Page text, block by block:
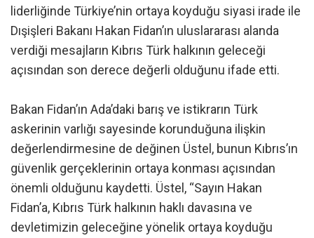
liderliğinde Türkiye’nin ortaya koyduğu siyasi irade ile
Dışişleri Bakanı Hakan Fidan’ın uluslararası alanda
verdiği mesajların Kıbrıs Türk halkının geleceği
açısından son derece değerli olduğunu ifade etti.
Bakan Fidan’ın Ada’daki barış ve istikrarın Türk
askerinin varlığı sayesinde korunduğuna ilişkin
değerlendirmesine de değinen Üstel, bunun Kıbrıs’ın
güvenlik gerçeklerinin ortaya konması açısından
önemli olduğunu kaydetti. Üstel, “Sayın Hakan
Fidan’a, Kıbrıs Türk halkının haklı davasına ve
devletimizin geleceğine yönelik ortaya koyduğu